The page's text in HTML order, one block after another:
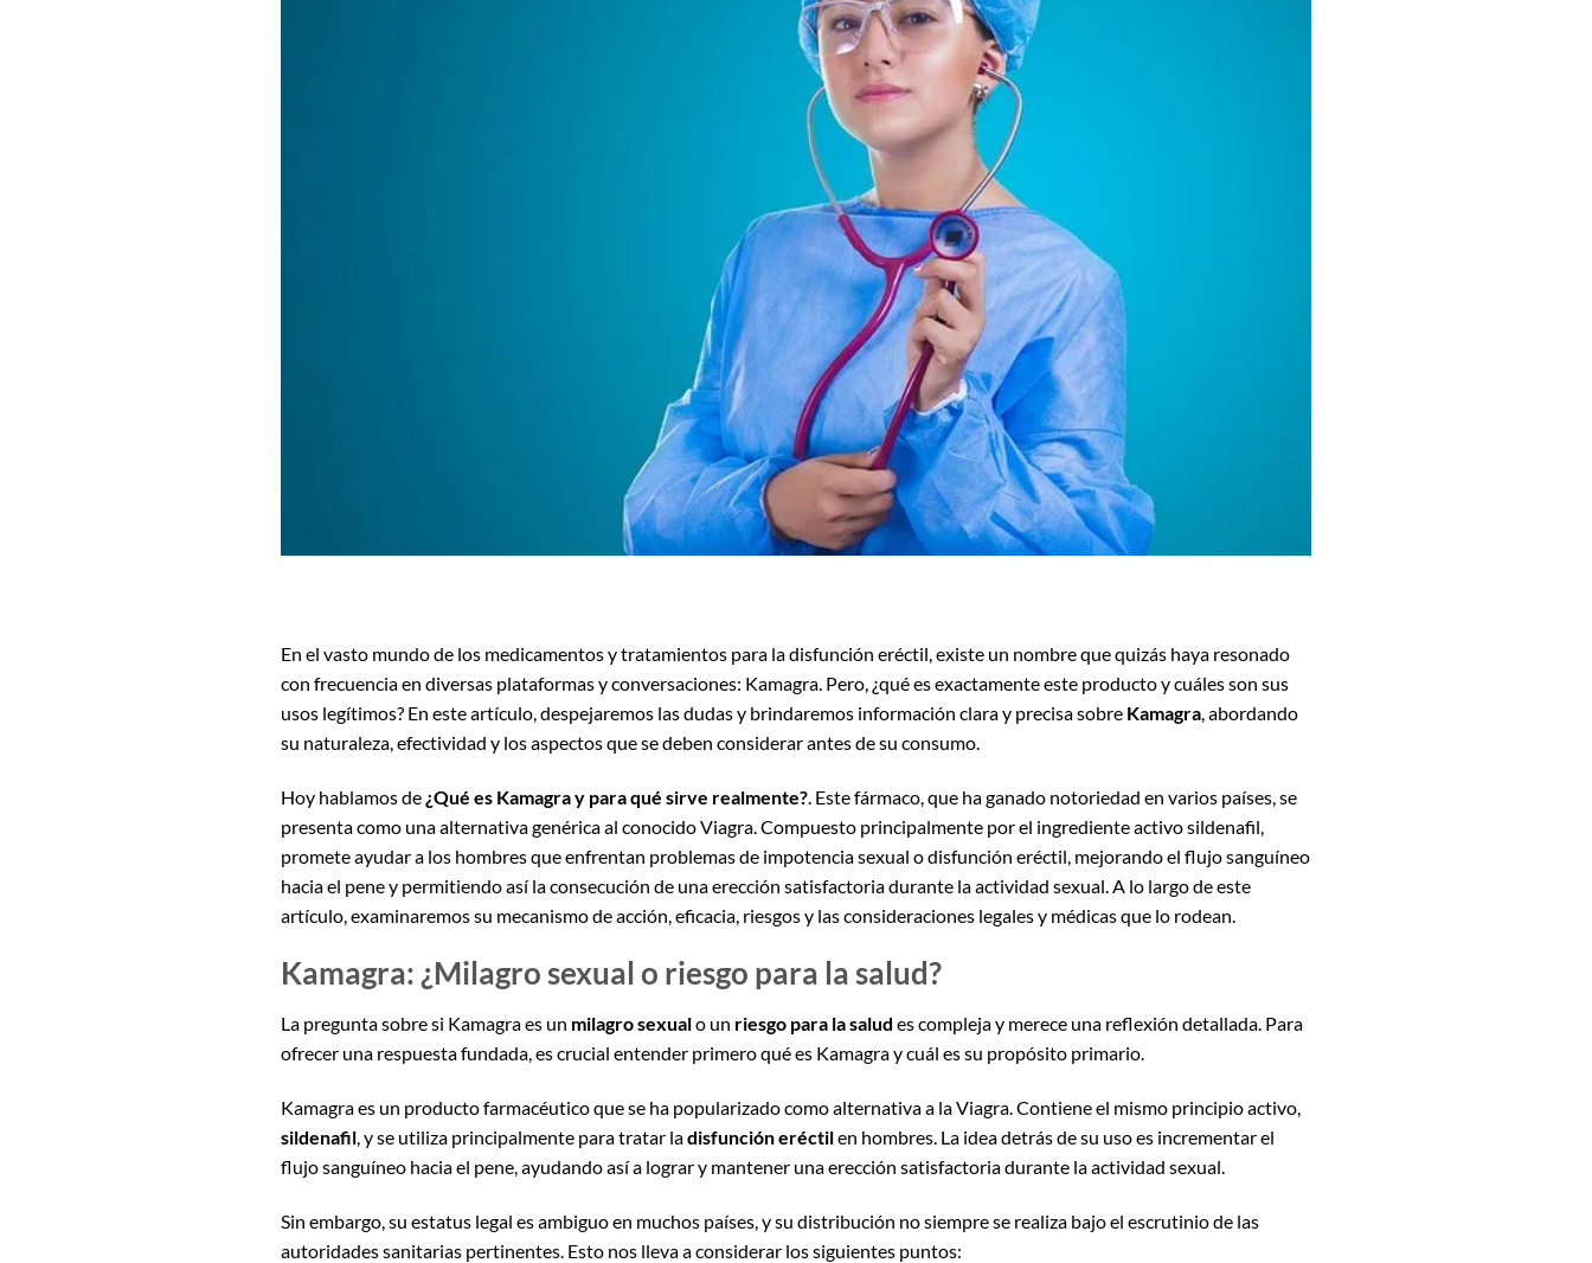
En el vasto mundo de los medicamentos y tratamientos para la disfunción eréctil, existe un nombre que quizás haya resonado
con frecuencia en diversas plataformas y conversaciones: Kamagra. Pero, ¿qué es exactamente este producto y cuáles son sus
usos legítimos? En este artículo, despejaremos las dudas y brindaremos información clara y precisa sobre Kamagra, abordando
su naturaleza, efectividad y los aspectos que se deben considerar antes de su consumo.
Hoy hablamos de ¿Qué es Kamagra y para qué sirve realmente? . Este fármaco, que ha ganado notoriedad en varios países, se
presenta como una alternativa genérica al conocido Viagra. Compuesto principalmente por el ingrediente activo sildenafil,
promete ayudar a los hombres que enfrentan problemas de impotencia sexual o disfunción eréctil, mejorando el flujo sanguíneo
hacia el pene y permitiendo así la consecución de una erección satisfactoria durante la actividad sexual. A lo largo de este
artículo, examinaremos su mecanismo de acción, eficacia, riesgos y las consideraciones legales y médicas que lo rodean.
Kamagra: ¿Milagro sexual o riesgo para la salud?
La pregunta sobre si Kamagra es un milagro sexualo un riesgo para la salud es compleja y merece una reflexión detallada. Para
ofrecer una respuesta fundada, es crucial entender primero qué es Kamagra y cuál es su propósito primario.
Kamagra es un producto farmacéutico que se ha popularizado como alternativa a la Viagra. Contiene el mismo principio activo,
sildenafil, y se utiliza principalmente para tratar ladisfunción eréctilen hombres. La idea detrás de su uso es incrementar el
flujo sanguíneo hacia el pene, ayudando así a lograr y mantener una erección satisfactoria durante la actividad sexual.
Sin embargo, su estatus legal es ambiguo en muchos países, y su distribución no siempre se realiza bajo el escrutinio de las
autoridades sanitarias pertinentes. Esto nos lleva a considerar los siguientes puntos: